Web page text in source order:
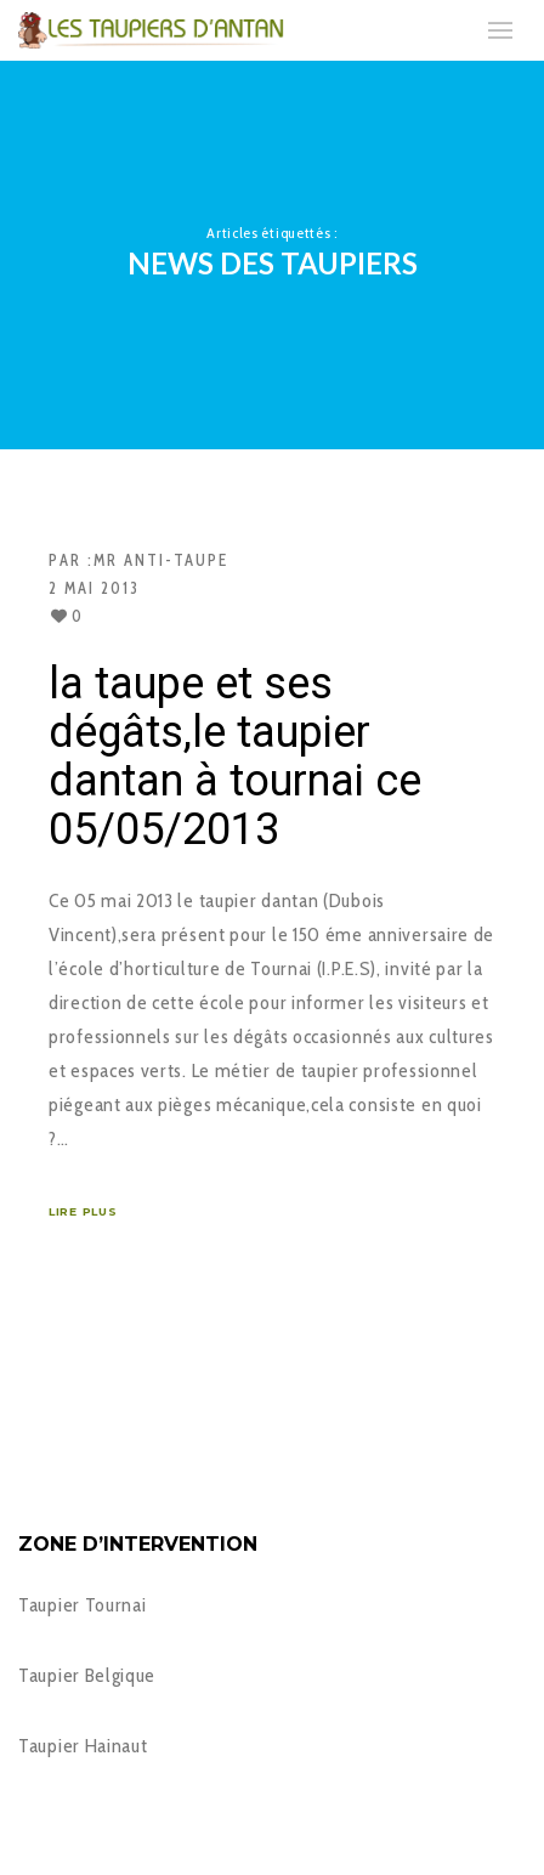
Articles étiquettés :
NEWS DES TAUPIERS
PAR :MR ANTI-TAUPE
2 MAI 2013
0
la taupe et ses
dégâts,le taupier
dantan à tournai ce
05/05/2013
Ce 05 mai 2013 le taupier dantan (Dubois
Vincent),sera présent pour le 150 éme anniversaire de
l’école d’horticulture de Tournai (I.P.E.S), invité par la
direction de cette école pour informer les visiteurs et
professionnels sur les dégâts occasionnés aux cultures
et espaces verts. Le métier de taupier professionnel
piégeant aux pièges mécanique,cela consiste en quoi
?…
LIRE PLUS
ZONE D’INTERVENTION
Taupier Tournai
Taupier Belgique
Taupier Hainaut